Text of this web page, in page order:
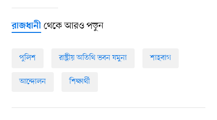
রাজধানীথেকে আরও পড়ুন
পুলিশ রাষ্ট্রীয় অতিথি ভবন যমুনা শাহবাগ
আন্দোলন শিক্ষার্থী